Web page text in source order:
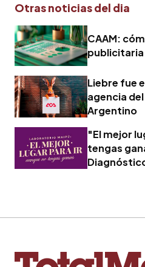
Otras noticias del dia
CAAM:
publicitaria
Liebre fue
agencia
Argentino
"El mejor
tengas